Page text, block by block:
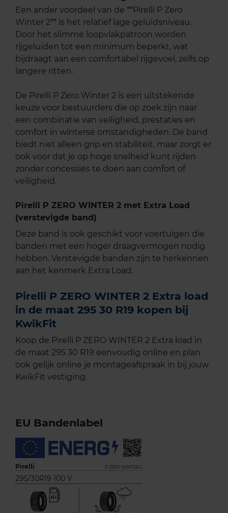
Een ander voordeel van de **Pirelli P Zero
Winter 2** is het relatief lage geluidsniveau.
Door het slimme loopvlakpatroon worden
rijgeluiden tot een minimum beperkt, wat
bijdraagt aan een comfortabel rijgevoel, zelfs op
langere ritten.
De Pirelli P Zero Winter 2 is een uitstekende
keuze voor bestuurders die op zoek zijn naar
een combinatie van veiligheid, prestaties en
comfort in winterse omstandigheden. De band
biedt niet alleen grip en stabiliteit, maar zorgt er
ook voor dat je op hoge snelheid kunt rijden
zonder concessies te doen aan comfort of
veiligheid.
Pirelli P ZERO WINTER 2 met Extra Load
(verstevigde band)
Deze band is ook geschikt voor voertuigen die
banden met een hoger draagvermogen nodig
hebben. Verstevigde banden zijn te herkennen
aan het kenmerk Extra Load.
Pirelli P ZERO WINTER 2 Extra load
in de maat 295 30 R19 kopen bij
KwikFit
Koop de Pirelli P ZERO WINTER 2 Extra load in
de maat 295 30 R19 eenvoudig online en plan
ook gelijk online je montageafspraak in bij jouw
KwikFit vestiging.
EU Bandenlabel
Pirelli P ZERO WINTER 2
295/30R19 100 V